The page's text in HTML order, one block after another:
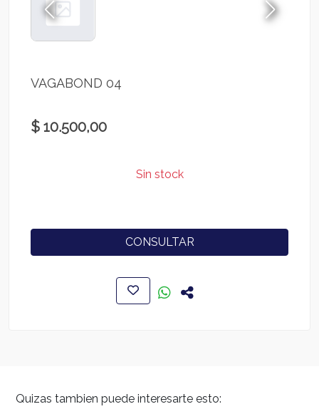
VAGABOND 04
$ 10.500,00
Sin stock
CONSULTAR
Quizas tambien puede interesarte esto: